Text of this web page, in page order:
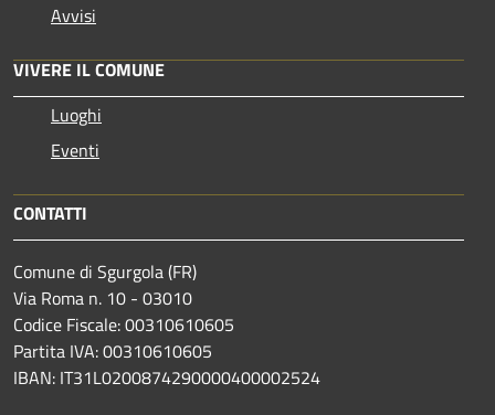
Avvisi
VIVERE IL COMUNE
Luoghi
Eventi
CONTATTI
Comune di Sgurgola (FR)
Via Roma n. 10 - 03010
Codice Fiscale: 00310610605
Partita IVA: 00310610605
IBAN: IT31L0200874290000400002524